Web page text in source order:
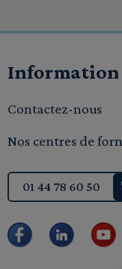
Contactez-nous
Nos centres de
01 44 78 60 50